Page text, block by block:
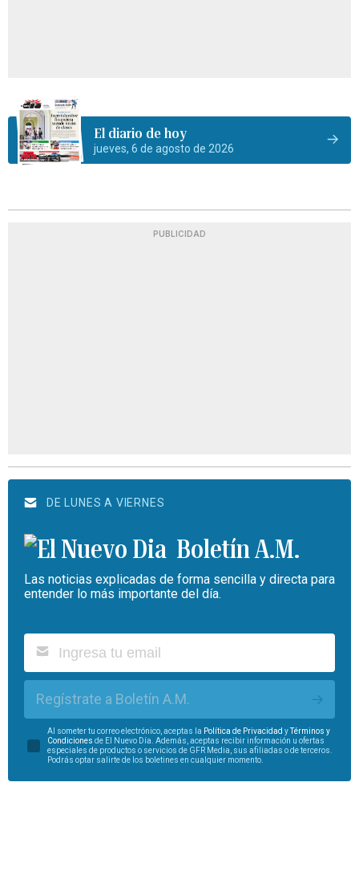
El diario de hoy
jueves, 6 de agosto de 2026
PUBLICIDAD
DE LUNES A VIERNES
Boletín A.M.
Las noticias explicadas de forma sencilla y directa para
entender lo más importante del día.
Regístrate a Boletín A.M.
Al someter tu correo electrónico, aceptas la Política de Privacidad y
Términos y
Condiciones de El Nuevo Día. Además, aceptas recibir información u ofertas
especiales de productos o servicios de GFR Media, sus afiliadas o de terceros.
Podrás optar salirte de los boletines en cualquier momento.